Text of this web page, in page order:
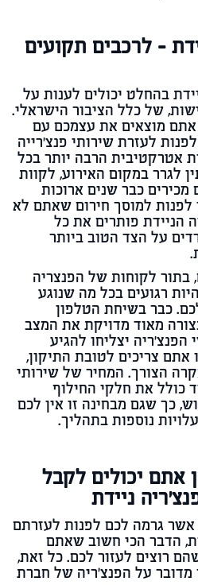
– לרכבים תקועים
בהחלט יכולים לענות על
של כלל הציבור הישראלי.
מוצאים את עצמכם עם
לעזרת שירותי פנצ׳רייה
אטרקטיבית הרבה יותר בכל
לגרר במקום האירוע, לקוות
כבר שנים ארוכות
לפנות למוסך חירום שאתם לא
הניידת פותרים את כל
על הצד הטוב ביותר
בתור לקוחות של הפנצריה
רגועים בכל מה שנוגע
כבר בשיחת הטלפון
מאוד מדויקת את המצב
יצליחו להגיע
אתם צריכים לטובת התיקון,
הצורך. המחיר של שירותי
כולל את חלקי החילוף
כך שגם מבחינה זו אין לכם
נוספות בתהליך.
אתם יכולים לקבל
ניידת
גרמה לכם לפנות לעזרתם
הדבר הכי חשוב שאתם
רוצים לעזור לכם. כל זאת,
על הפנצ'ריה של חברת